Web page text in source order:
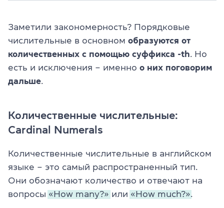
Заметили закономерность? Порядковые
числительные в основном образуются от
количественных с помощью суффикса -th . Но
есть и исключения – именно о них поговорим
дальше
Количественные числительные:
Cardinal Numerals
Количественные числительные в английском
языке – это самый распространенный тип.
Они обозначают количество и отвечают на
вопросы «How many?» или «How much?».